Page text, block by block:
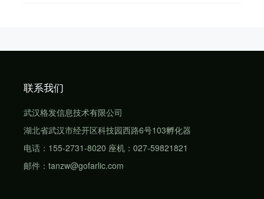
联系我们
武汉格发信息技术有限公司
湖北省武汉市经开区科技园西路6号103孵化器
电话：155-2731-8020 座机：027-59821821
邮件：tanzw@gofarlic.com